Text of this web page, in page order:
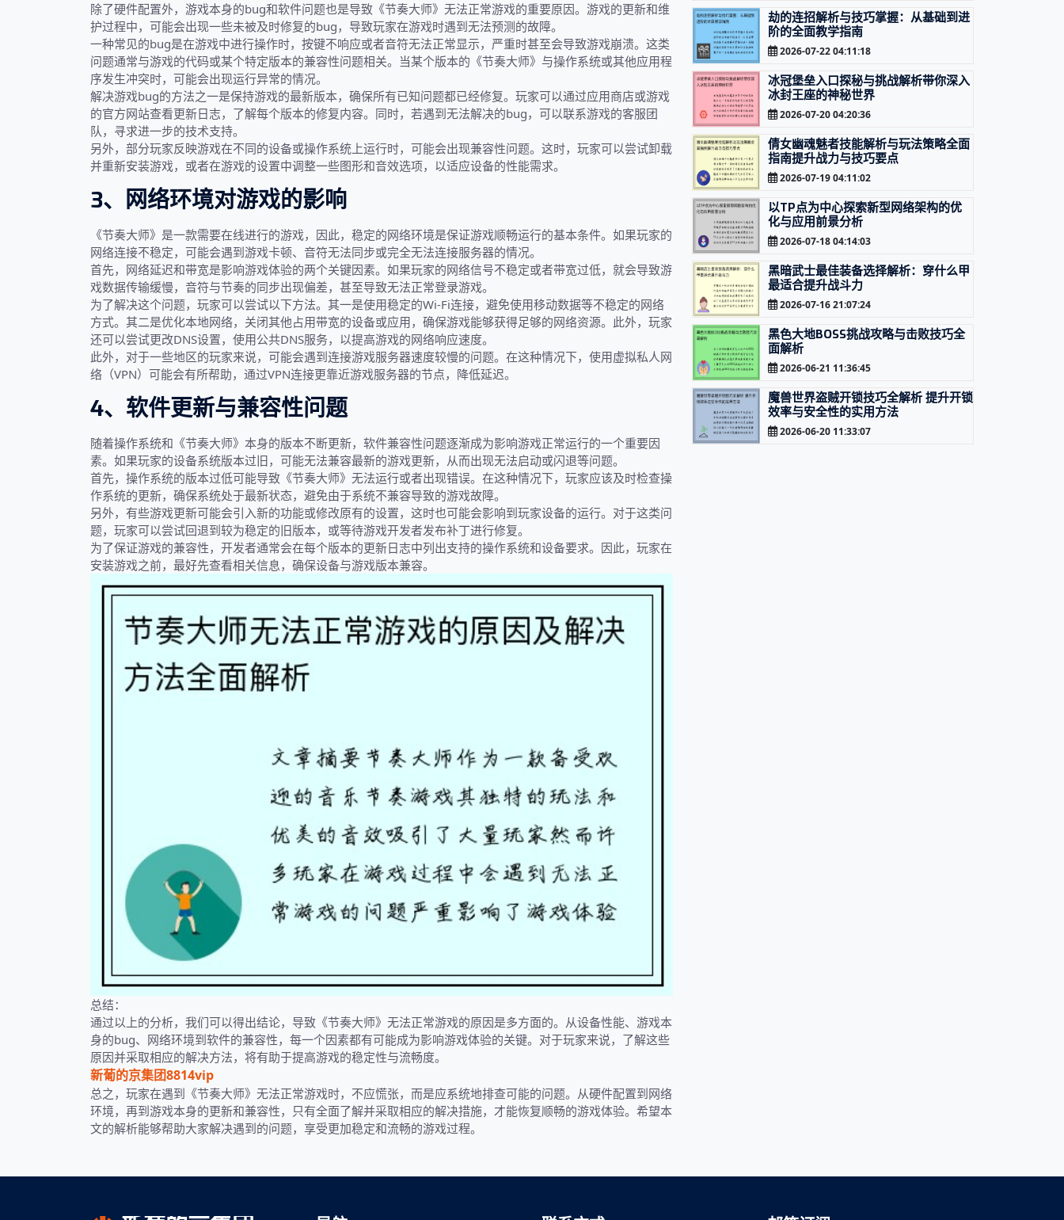
除了硬件配置外，游戏本身的bug和软件问题也是导致《节奏大师》无法正常游戏的重要原因。游戏的更新和维
护过程中，可能会出现一些未被及时修复的bug，导致玩家在游戏时遇到无法预测的故障。
一种常见的bug是在游戏中进行操作时，按键不响应或者音符无法正常显示，严重时甚至会导致游戏崩溃。这类
问题通常与游戏的代码或某个特定版本的兼容性问题相关。当某个版本的《节奏大师》与操作系统或其他应用程
序发生冲突时，可能会出现运行异常的情况。
解决游戏bug的方法之一是保持游戏的最新版本，确保所有已知问题都已经修复。玩家可以通过应用商店或游戏
的官方网站查看更新日志，了解每个版本的修复内容。同时，若遇到无法解决的bug，可以联系游戏的客服团
队，寻求进一步的技术支持。
另外，部分玩家反映游戏在不同的设备或操作系统上运行时，可能会出现兼容性问题。这时，玩家可以尝试卸载
并重新安装游戏，或者在游戏的设置中调整一些图形和音效选项，以适应设备的性能需求。
3、网络环境对游戏的影响
《节奏大师》是一款需要在线进行的游戏，因此，稳定的网络环境是保证游戏顺畅运行的基本条件。如果玩家的
网络连接不稳定，可能会遇到游戏卡顿、音符无法同步或完全无法连接服务器的情况。
首先，网络延迟和带宽是影响游戏体验的两个关键因素。如果玩家的网络信号不稳定或者带宽过低，就会导致游
戏数据传输缓慢，音符与节奏的同步出现偏差，甚至导致无法正常登录游戏。
为了解决这个问题，玩家可以尝试以下方法。其一是使用稳定的Wi-Fi连接，避免使用移动数据等不稳定的网络
方式。其二是优化本地网络，关闭其他占用带宽的设备或应用，确保游戏能够获得足够的网络资源。此外，玩家
还可以尝试更改DNS设置，使用公共DNS服务，以提高游戏的网络响应速度。
此外，对于一些地区的玩家来说，可能会遇到连接游戏服务器速度较慢的问题。在这种情况下，使用虚拟私人网
络（VPN）可能会有所帮助，通过VPN连接更靠近游戏服务器的节点，降低延迟。
4、软件更新与兼容性问题
随着操作系统和《节奏大师》本身的版本不断更新，软件兼容性问题逐渐成为影响游戏正常运行的一个重要因
素。如果玩家的设备系统版本过旧，可能无法兼容最新的游戏更新，从而出现无法启动或闪退等问题。
首先，操作系统的版本过低可能导致《节奏大师》无法运行或者出现错误。在这种情况下，玩家应该及时检查操
作系统的更新，确保系统处于最新状态，避免由于系统不兼容导致的游戏故障。
另外，有些游戏更新可能会引入新的功能或修改原有的设置，这时也可能会影响到玩家设备的运行。对于这类问
题，玩家可以尝试回退到较为稳定的旧版本，或等待游戏开发者发布补丁进行修复。
为了保证游戏的兼容性，开发者通常会在每个版本的更新日志中列出支持的操作系统和设备要求。因此，玩家在
安装游戏之前，最好先查看相关信息，确保设备与游戏版本兼容。
总结：
通过以上的分析，我们可以得出结论，导致《节奏大师》无法正常游戏的原因是多方面的。从设备性能、游戏本
身的bug、网络环境到软件的兼容性，每一个因素都有可能成为影响游戏体验的关键。对于玩家来说，了解这些
原因并采取相应的解决方法，将有助于提高游戏的稳定性与流畅度。
新葡的京集团8814vip
总之，玩家在遇到《节奏大师》无法正常游戏时，不应慌张，而是应系统地排查可能的问题。从硬件配置到网络
环境，再到游戏本身的更新和兼容性，只有全面了解并采取相应的解决措施，才能恢复顺畅的游戏体验。希望本
文的解析能够帮助大家解决遇到的问题，享受更加稳定和流畅的游戏过程。
劫的连招解析与技巧掌握：从基础到进
阶的全面教学指南
2026-07-22 04:11:18
冰冠堡垒入口探秘与挑战解析带你深入
冰封王座的神秘世界
2026-07-20 04:20:36
倩女幽魂魅者技能解析与玩法策略全面
指南提升战力与技巧要点
2026-07-19 04:11:02
以TP点为中心探索新型网络架构的优
化与应用前景分析
2026-07-18 04:14:03
黑暗武士最佳装备选择解析：穿什么甲
最适合提升战斗力
2026-07-16 21:07:24
黑色大地BOSS挑战攻略与击败技巧全
面解析
2026-06-21 11:36:45
魔兽世界盗贼开锁技巧全解析 提升开锁
效率与安全性的实用方法
2026-06-20 11:33:07